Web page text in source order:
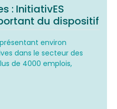
: InitiativES
du dispositif
environ
dans le secteur des
de 4000 emplois,